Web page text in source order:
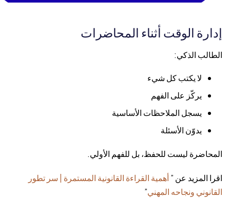
إدارة الوقت أثناء المحاضرات
الطالب الذكي:
لا يكتب كل شيء
يركّز على الفهم
يسجل الملاحظات الأساسية
يدوّن الأسئلة
المحاضرة ليست للحفظ، بل للفهم الأولي.
اقرا المزيد عن ”أهمية القراءة القانونية المستمرة | سر تطور
القانوني ونجاحه المهني ”